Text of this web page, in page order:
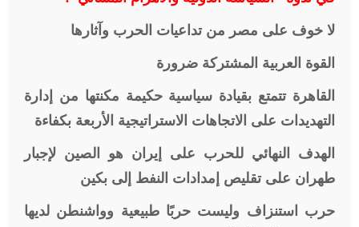
لا خوف على مصر من تداعيات الحرب وآثارها
القوة العربية المشتركة ضرورة
القاهرة تتمتع بقيادة سياسية حكيمة مكنتها من إدارة
التهديدات على الاتجاهات الاستراتيجية الأربعة بكفاءة
الهدف النهائي للحرب على إيران هو الصين لإجبار
طهران على تقليص إمدادات النفط إلى بكين
حرب استنزاف وليست حربًا طبيعية وواشنطن لديها